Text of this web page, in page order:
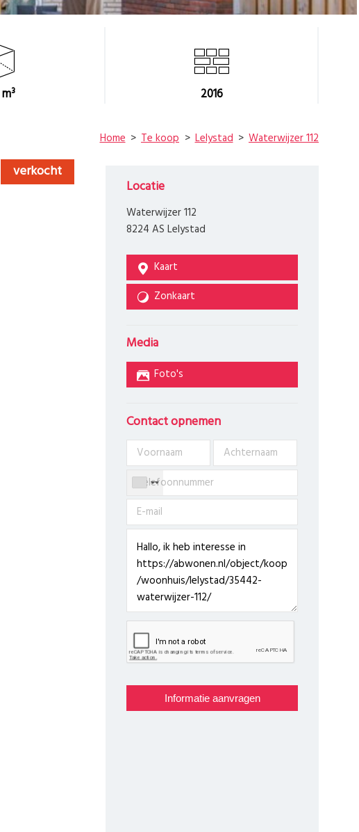
2016
Home Te koop Lelystad Waterwijzer 112
verkocht
Locatie
Waterwijzer 112
8224 AS Lelystad
Kaart
Zonkaart
Media
Foto's
Contact opnemen